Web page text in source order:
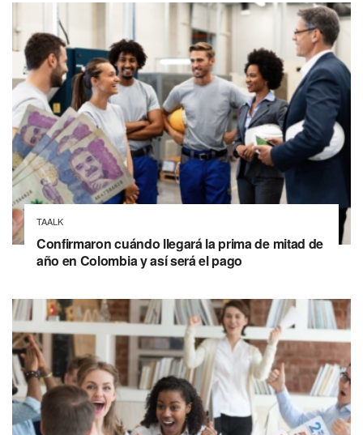
TAALK
Confirmaron cuándo llegará la prima de mitad de
año en Colombia y así será el pago